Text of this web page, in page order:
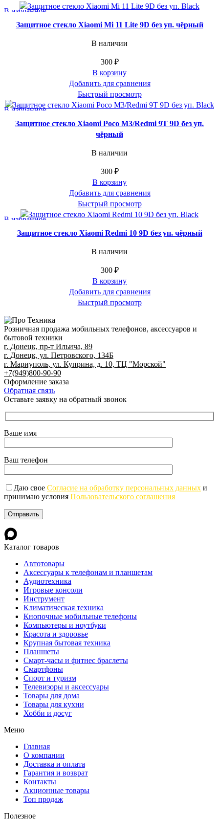
В избранное
Защитное стекло Xiaomi Mi 11 Lite 9D без уп. чёрный
В наличии
300 ₽
В корзину
Добавить для сравнения
Быстрый просмотр
В избранное
Защитное стекло Xiaomi Poco M3/Redmi 9T 9D без уп.
чёрный
В наличии
300 ₽
В корзину
Добавить для сравнения
Быстрый просмотр
В избранное
Защитное стекло Xiaomi Redmi 10 9D без уп. чёрный
В наличии
300 ₽
В корзину
Добавить для сравнения
Быстрый просмотр
Розничная продажа мобильных телефонов, аксессуаров и
бытовой техники
г. Донецк, пр-т Ильича, 89
г. Донецк, ул. Петровского, 134Б
г. Мариуполь, ул. Куприна, д. 10, ТЦ "Морской"
+7(949)800-90-90
Оформление заказа
Обратная связь
Оставьте заявку на обратный звонок
Ваше имя
Ваш телефон
Даю свое Согласие на обработку персональных данных и
принимаю условия Пользовательского соглашения
Каталог товаров
Автотовары
Аксессуары к телефонам и планшетам
Аудиотехника
Игровые консоли
Инструмент
Климатическая техника
Кнопочные мобильные телефоны
Компьютеры и ноутбуки
Красота и здоровье
Крупная бытовая техника
Планшеты
Смарт-часы и фитнес браслеты
Смартфоны
Спорт и туризм
Телевизоры и аксессуары
Товары для дома
Товары для кухни
Хобби и досуг
Меню
Главная
О компании
Доставка и оплата
Гарантия и возврат
Контакты
Акционные товары
Топ продаж
Полезное